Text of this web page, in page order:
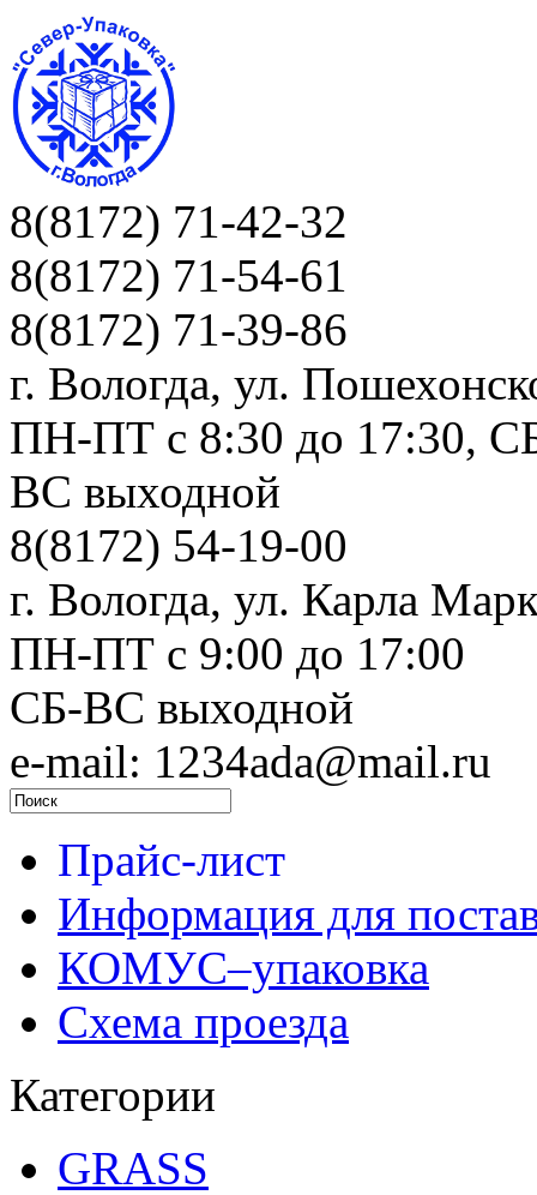
8(8172) 71-42-32
8(8172) 71-54-61
8(8172) 71-39-86
г. Вологда, ул.
ПН-ПТ c 8:30 до 17:30,
ВС выходной
8(8172) 54-19-00
г. Вологда, ул. Карла
ПН-ПТ c 9:00 до 17:00
СБ-ВС выходной
e-mail: 1234ada@mail.ru
Прайс-лист
Информация для
КОМУС–упаковка
Схема проезда
Категории
GRASS